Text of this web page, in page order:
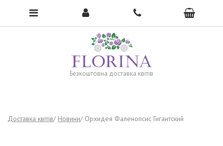
Безкоштовна доставка квітів
To open the menu, click here →
Доставка квітів Новини Орхидея Фаленопсис Гигантский